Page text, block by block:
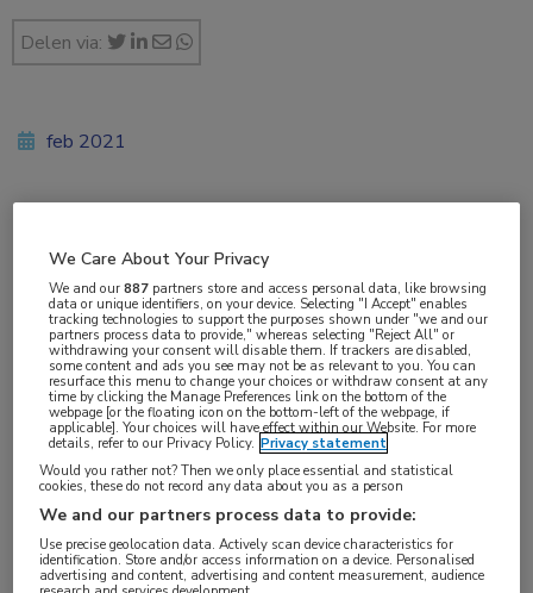
Delen via:
Filgotinib verbetert de tekenen en symptomen
van reumatoïde artritis (RA) en het fysieke
feb 2021
Reumatologie
Aandachtsgebieden:
Reumatoïde artritis
Tags:
adalimumab
filgotinib , JAK-remmer
We Care About Your Privacy
We and our887 partners store and access personal data, like browsing
data or unique identifiers, on your device. Selecting "I Accept" enables
tracking technologies to support the purposes shown under "we and our
partners process data to provide," whereas selecting "Reject All" or
withdrawing your consent will disable them. If trackers are disabled,
some content and ads you see may not be as relevant to you. You can
resurface this menu to change your choices or withdraw consent at any
time by clicking the Manage Preferences link on the bottom of the
webpage [or the floating icon on the bottom-left of the webpage, if
applicable]. Your choices will have effect within our Website. For more
details, refer to our Privacy Policy. Privacy statement
Would you rather not? Then we only place essential and statistical
cookies, these do not record any data about you as a person
We and our partners process data to provide:
Use precise geolocation data. Actively scan device characteristics for
identification. Store and/or access information on a device. Personalised
advertising and content, advertising and content measurement, audience